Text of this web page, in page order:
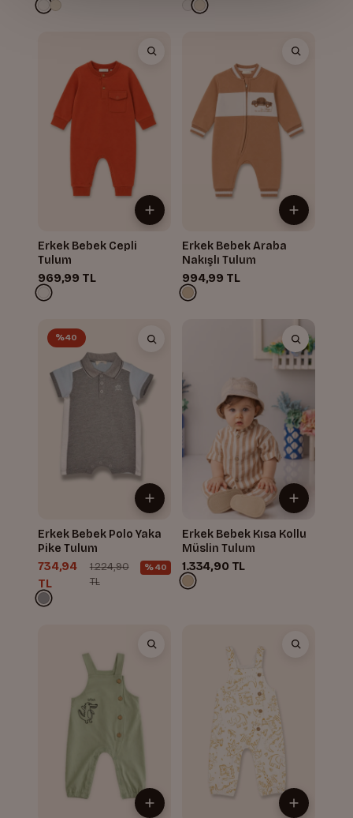
Erkek Bebek Cepli
Tulum
969,99 TL
Erkek Bebek Araba
Nakışlı Tulum
994,99 TL
%40
Erkek Bebek Polo Yaka
Pike Tulum
734,94
TL
1.224,90
TL
%40
Erkek Bebek Kısa Kollu
Müslin Tulum
1.334,90 TL